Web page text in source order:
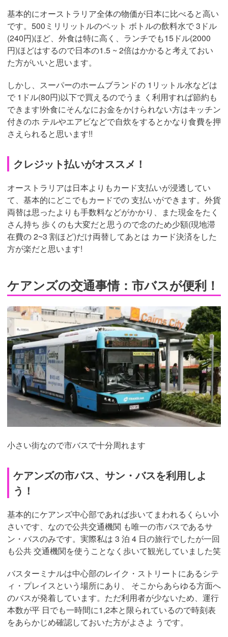
基本的にオーストラリア全体の物価が日本に比べると高い
です。500ミリリットルのペット ボトルの飲料水で 3ドル
(240円)ほど、外食は特に高く、ランチでも15ドル(2000
円)ほどはするので日本の1.5 ~ 2倍はかかると考えておい
た方がいいと思います。
しかし、スーパーのホームブランドの 1リットル水などは
で 1ドル(80円)以下で買えるのでうま く利用すれば節約も
できます!外食にそんなにお金をかけられない方はキッチン
付きのホ テルやエアビなどで自炊をするとかなり食費を押
さえられると思います!!
クレジット払いがオススメ！
オーストラリアは日本よりもカード支払いが浸透してい
て、基本的にどこでもカードでの 支払いができます。外貨
両替は思ったよりも手数料などがかかり、また現金をたく
さん持ち 歩くのも大変だと思うので念のため少額(現地滞
在費の 2~3 割ほど)だけ両替してあとは カード決済をした
方が楽だと思います!
ケアンズの交通事情：市バスが便利！
小さい街なので市バスで十分周れます
ケアンズの市バス、サン・バスを利用しよ
う！
基本的にケアンズ中心部であれば歩いてまわれるくらい小
さいです、なので公共交通機関 も唯一の市バスであるサ
ン・バスのみです。実際私は 3 泊 4 日の旅行でしたが一回
も公共 交通機関を使うことなく歩いて観光していました笑
バスターミナルは中心部のレイク・ストリートにあるシテ
ィ・プレイスという場所にあり、 そこからあらゆる方面へ
のバスが発着しています。ただ利用者が少ないため、運行
本数が平 日でも一時間に1,2本と限られているので時刻表
をあらかじめ確認しておいた方がよさよ うです。